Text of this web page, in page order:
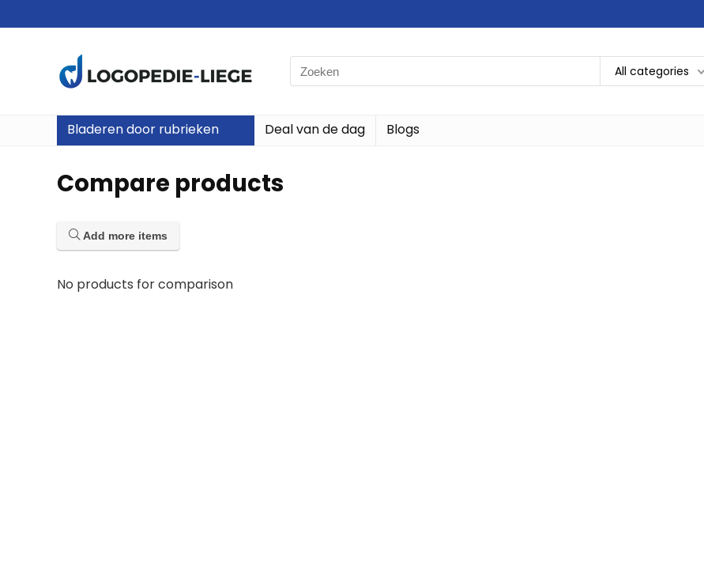
Search
for:
All categories
Bladeren door rubrieken Deal van de dag Blogs
Compare products
Add more items
No products for comparison